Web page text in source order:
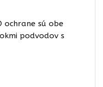
ochrane sú obe
podvodov s